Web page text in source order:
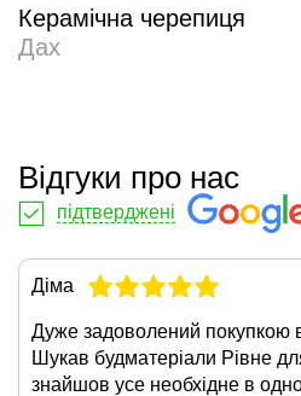
Керамічна черепиця
Дах
Відгуки про нас
підтверджені
Діма
Дуже задоволений покупкою
Шукав будматеріали Рівне
знайшов усе необхідне в